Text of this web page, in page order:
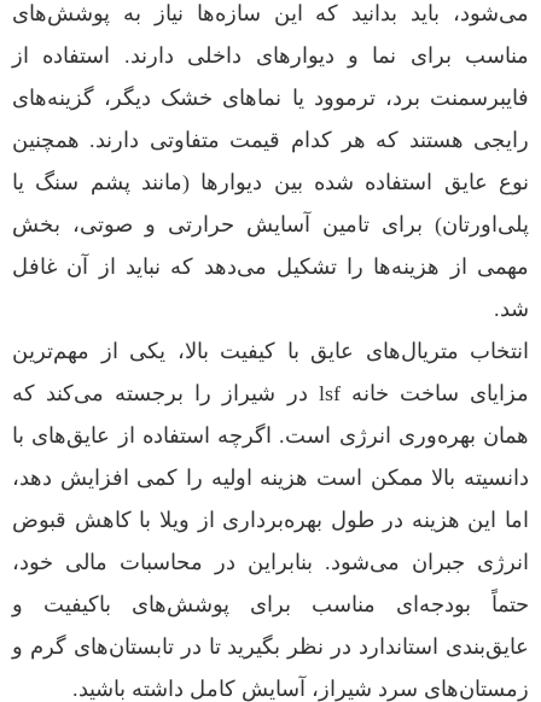
می‌شود، باید بدانید که این سازه‌ها نیاز به پوشش‌های
مناسب برای نما و دیوارهای داخلی دارند. استفاده از
فایبرسمنت برد، ترموود یا نماهای خشک دیگر، گزینه‌های
رایجی هستند که هر کدام قیمت متفاوتی دارند. همچنین
نوع عایق استفاده شده بین دیوارها (مانند پشم سنگ یا
پلی‌اورتان) برای تامین آسایش حرارتی و صوتی، بخش
مهمی از هزینه‌ها را تشکیل می‌دهد که نباید از آن غافل
شد.
انتخاب متریال‌های عایق با کیفیت بالا، یکی از مهم‌ترین
مزایای ساخت خانه lsf در شیراز را برجسته می‌کند که
همان بهره‌وری انرژی است. اگرچه استفاده از عایق‌های با
دانسیته بالا ممکن است هزینه اولیه را کمی افزایش دهد،
اما این هزینه در طول بهره‌برداری از ویلا با کاهش قبوض
انرژی جبران می‌شود. بنابراین در محاسبات مالی خود،
حتماً بودجه‌ای مناسب برای پوشش‌های باکیفیت و
عایق‌بندی استاندارد در نظر بگیرید تا در تابستان‌های گرم و
زمستان‌های سرد شیراز، آسایش کامل داشته باشید.